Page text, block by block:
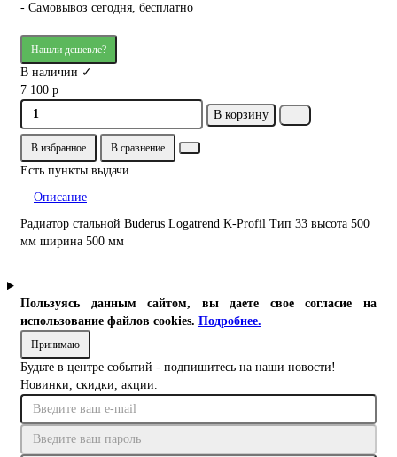
- Самовывоз сегодня, бесплатно
Нашли дешевле?
В наличии ✓
7 100 р
В корзину
В избранное В сравнение
Есть пункты выдачи
Описание
Радиатор стальной Buderus Logatrend K-Profil Тип 33 высота 500
мм ширина 500 мм
Пользуясь данным сайтом, вы даете свое согласие на
использование файлов cookies. Подробнее.
Принимаю
Будьте в центре событий - подпишитесь на наши новости!
Новинки, скидки, акции.